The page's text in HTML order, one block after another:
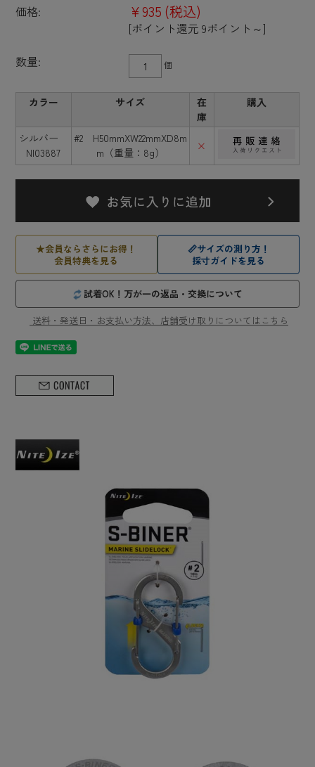
価格: ¥935 (税込)
[ポイント還元 9ポイント～]
数量:
個
カラー サイズ
在
庫
購入
シルバー
NI03887
#2 H50mmXW22mmXD8m
m（重量：8g）
×
★会員ならさらにお得！
会員特典を見る
📏サイズの測り方！
採寸ガイドを見る
試着OK！万が一の返品・交換について
送料・発送日・お支払い方法、店舗受け取りについてはこちら